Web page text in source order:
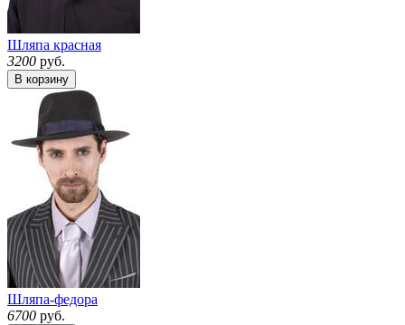
Шляпа красная
3200 руб.
В корзину
Шляпа-федора
6700 руб.